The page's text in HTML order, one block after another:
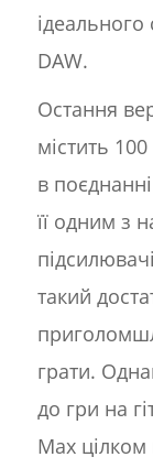
DAW.
Остання
містить
в
її одним з
такий
грати.
до гри на
Max